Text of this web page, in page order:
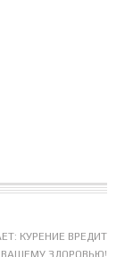
КУРЕНИЕ ВРЕДИТ